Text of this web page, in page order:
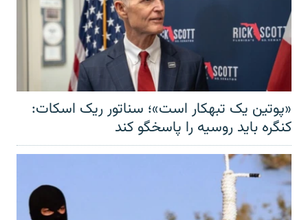
«پوتین یک تبهکار است»؛ سناتور ریک اسکات:
کنگره باید روسیه را پاسخگو کند